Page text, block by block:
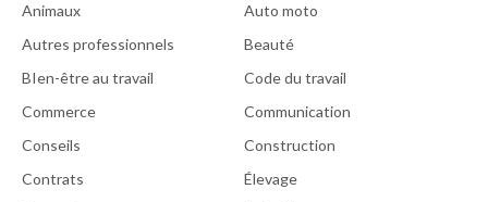
Animaux
Auto moto
Autres professionnels
Beauté
BIen-être au travail
Code du travail
Commerce
Communication
Conseils
Construction
Contrats
Élevage